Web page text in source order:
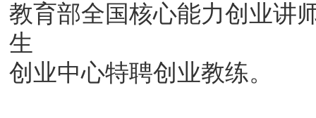
教育部全国核心能力创业讲
生
创业中心特聘创业教练。